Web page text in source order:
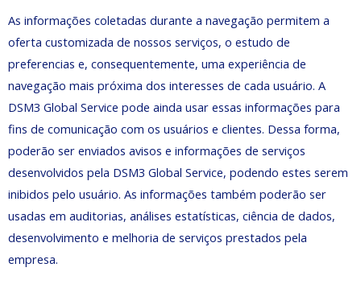
As informações coletadas durante a navegação permitem a
oferta customizada de nossos serviços, o estudo de
preferencias e, consequentemente, uma experiência de
navegação mais próxima dos interesses de cada usuário. A
DSM3 Global Service pode ainda usar essas informações para
fins de comunicação com os usuários e clientes. Dessa forma,
poderão ser enviados avisos e informações de serviços
desenvolvidos pela DSM3 Global Service, podendo estes serem
inibidos pelo usuário. As informações também poderão ser
usadas em auditorias, análises estatísticas, ciência de dados,
desenvolvimento e melhoria de serviços prestados pela
empresa.